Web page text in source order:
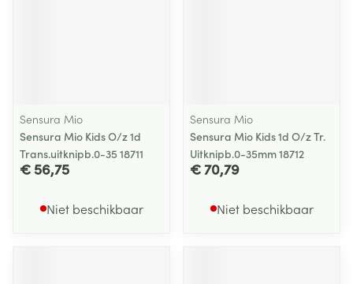
Sensura Mio
Sensura Mio Kids O/z 1d
Trans.uitknipb.0-35 18711
€ 56,75
Niet beschikbaar
Sensura Mio
Sensura Mio Kids 1d O/z Tr.
Uitknipb.0-35mm 18712
€ 70,79
Niet beschikbaar